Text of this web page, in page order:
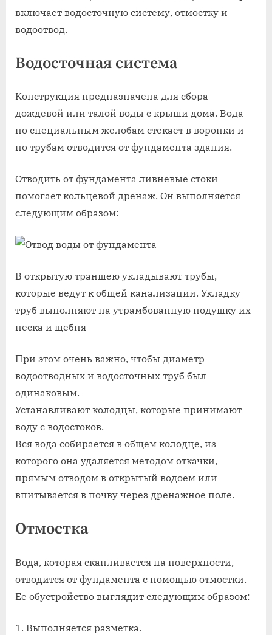
включает водосточную систему, отмостку и
водоотвод.
Водосточная система
Конструкция предназначена для сбора
дождевой или талой воды с крыши дома. Вода
по специальным желобам стекает в воронки и
по трубам отводится от фундамента здания.
Отводить от фундамента ливневые стоки
помогает кольцевой дренаж. Он выполняется
следующим образом:
В открытую траншею укладывают трубы,
которые ведут к общей канализации. Укладку
труб выполняют на утрамбованную подушку их
песка и щебня
При этом очень важно, чтобы диаметр
водоотводных и водосточных труб был
одинаковым.
Устанавливают колодцы, которые принимают
воду с водостоков.
Вся вода собирается в общем колодце, из
которого она удаляется методом откачки,
прямым отводом в открытый водоем или
впитывается в почву через дренажное поле.
Отмостка
Вода, которая скапливается на поверхности,
отводится от фундамента с помощью отмостки.
Ее обустройство выглядит следующим образом:
Выполняется разметка.